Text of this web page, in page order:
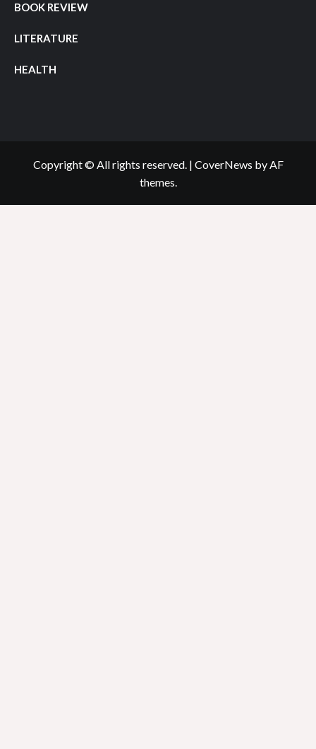
BOOK REVIEW
LITERATURE
HEALTH
Copyright © All rights reserved. | CoverNews by AF
themes.